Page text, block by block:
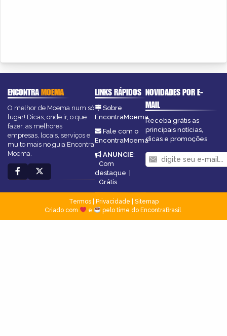
ENCONTRAMOEMA
O melhor de Moema num só
lugar! Dicas, onde ir, o que
fazer, as melhores
empresas, locais, serviços e
muito mais no guia Encontra
Moema.
LINKS RÁPIDOS
Sobre
EncontraMoema
Fale com o
EncontraMoema
ANUNCIE:
Com
destaque |
Grátis
NOVIDADES POR E-
MAIL
Receba grátis as
principais notícias,
dicas e promoções
Termos| Privacidade
Sitemap
Criado com
e pelo time do EncontraBrasil